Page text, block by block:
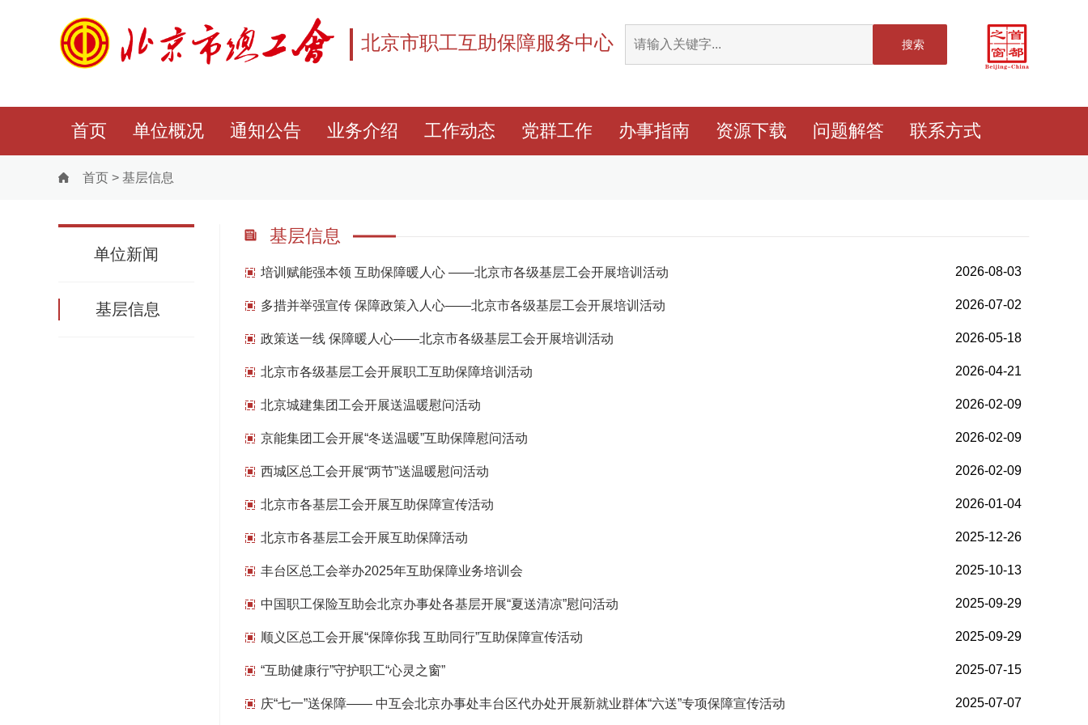
北京市职工互助保障服务中心 搜索
首页 单位概况 通知公告 业务介绍 工作动态 党群工作 办事指南 资源下载 问题解答 联系方式
首页 > 基层信息
单位新闻
基层信息
基层信息
培训赋能强本领 互助保障暖人心 ——北京市各级基层工会开展培训活动 2026-08-03
多措并举强宣传 保障政策入人心——北京市各级基层工会开展培训活动 2026-07-02
政策送一线 保障暖人心——北京市各级基层工会开展培训活动 2026-05-18
北京市各级基层工会开展职工互助保障培训活动 2026-04-21
北京城建集团工会开展送温暖慰问活动 2026-02-09
京能集团工会开展“冬送温暖”互助保障慰问活动 2026-02-09
西城区总工会开展“两节”送温暖慰问活动 2026-02-09
北京市各基层工会开展互助保障宣传活动 2026-01-04
北京市各基层工会开展互助保障活动 2025-12-26
丰台区总工会举办2025年互助保障业务培训会 2025-10-13
中国职工保险互助会北京办事处各基层开展“夏送清凉”慰问活动 2025-09-29
顺义区总工会开展“保障你我 互助同行”互助保障宣传活动 2025-09-29
“互助健康行”守护职工“心灵之窗” 2025-07-15
庆“七一”送保障—— 中互会北京办事处丰台区代办处开展新就业群体“六送”专项保障宣传活动 2025-07-07